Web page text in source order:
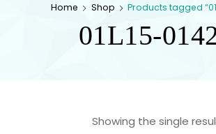
Home Shop Products tagged
01L15-
Showing the single